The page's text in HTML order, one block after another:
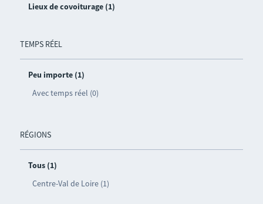
Lieux de covoiturage (1)
TEMPS RÉEL
Peu importe (1)
Avec temps réel (0)
RÉGIONS
Tous (1)
Centre-Val de Loire (1)